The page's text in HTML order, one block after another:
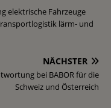
elektrische Fahrzeuge
lärm- und
NÄCHSTER
bei BABOR für die
Schweiz und Österreich